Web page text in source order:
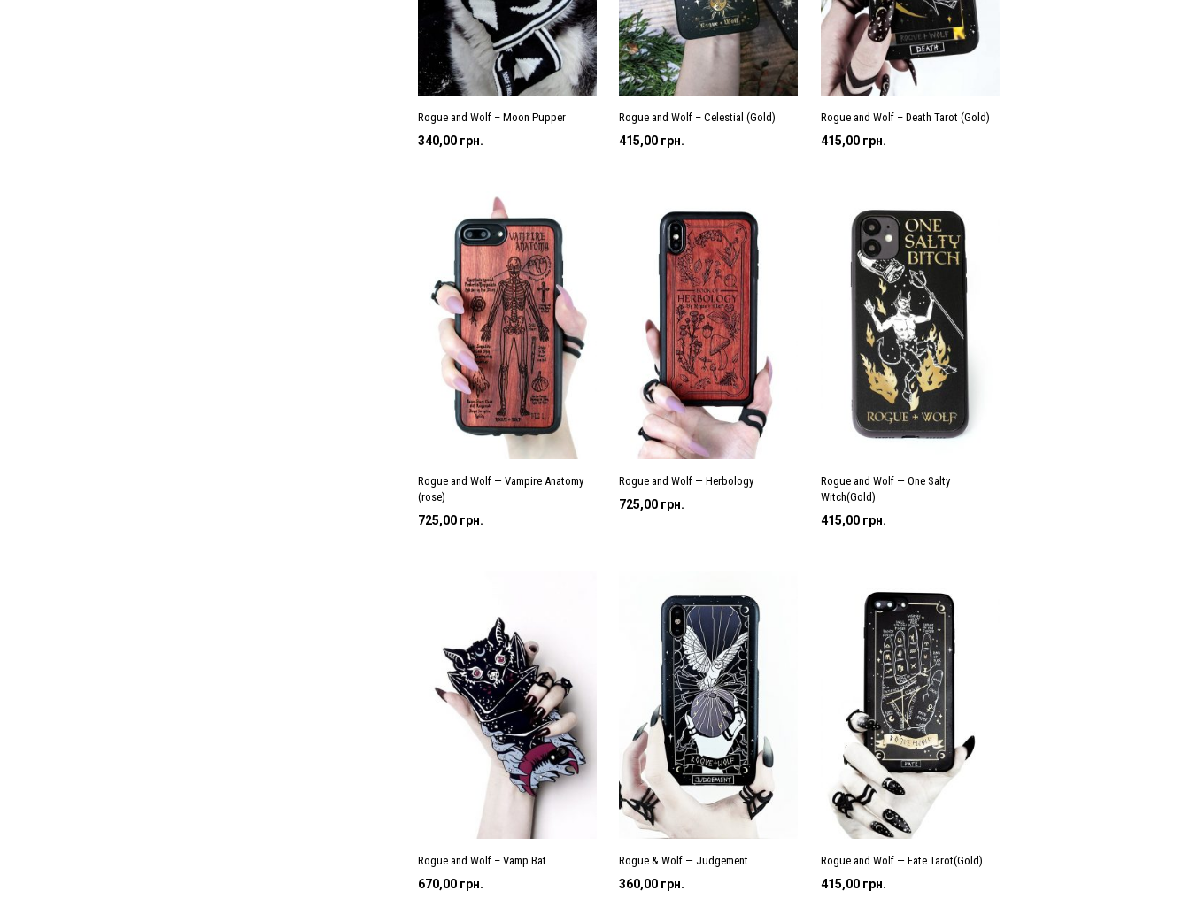
Rogue and Wolf – Moon Pupper
340,00 грн.
Rogue and Wolf – Celestial (Gold)
415,00 грн.
Rogue and Wolf – Death Tarot (Gold)
415,00 грн.
Rogue and Wolf — Vampire Anatomy
(rose)
725,00 грн.
Rogue and Wolf — Herbology
725,00 грн.
Rogue and Wolf — One Salty
Witch(Gold)
415,00 грн.
Rogue and Wolf – Vamp Bat
670,00 грн.
Rogue & Wolf — Judgement
360,00 грн.
Rogue and Wolf — Fate Tarot(Gold)
415,00 грн.